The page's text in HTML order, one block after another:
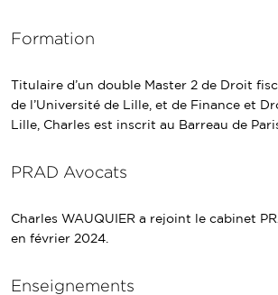
Formation
Titulaire d’un double Master 2 de Droit
de l’Université de Lille, et de Finance et
Lille, Charles est inscrit au Barreau de
PRAD Avocats
Charles WAUQUIER a rejoint le cabinet
en février 2024.
Enseignements